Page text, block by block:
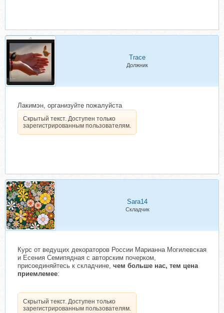
Trace
Должник
Лакимэн, организуйте пожалуйста
Скрытый текст. Доступен только
зарегистрированным пользователям.
Sara14
Складчик
Курс от ведущих декораторов России Марианна Могилевская
и Есения Семипядная с авторским почерком,
присоединяйтесь к складчине, чем больше нас, тем цена
приемлемее:
Скрытый текст. Доступен только
зарегистрированным пользователям.